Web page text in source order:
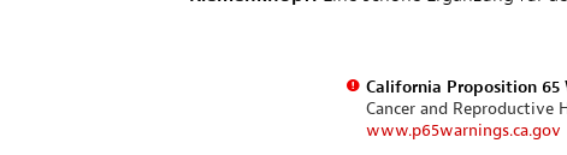
California Proposition 65
Cancer and Reproductive
www.p65warnings.ca.gov